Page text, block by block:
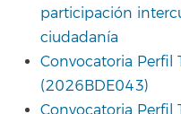
participación
ciudadanía
Convocatoria Perfil
(2026BDE043)